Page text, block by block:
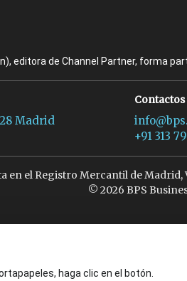
editora de Channel Partner, forma
Madrid
Contactos
+91 313
en el Registro Mercantil de Madrid,
© 2026 BPS
haga clic en el botón.